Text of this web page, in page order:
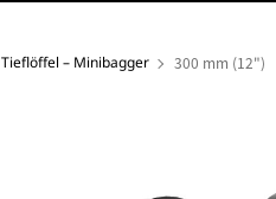
Tieflöffel – Minibagger 300 mm (12")